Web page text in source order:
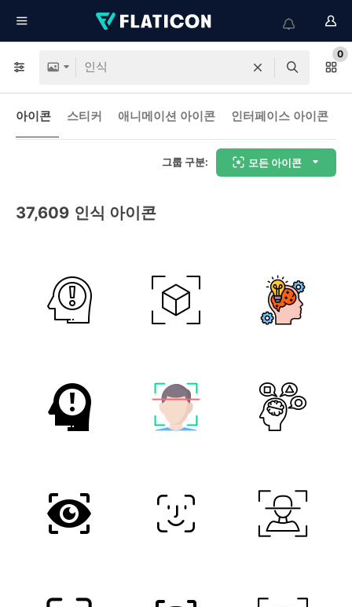
0
아이콘 스티커 애니메이션 아이콘 인터페이스 아이콘
그룹 구분: 모든 아이콘
37,609 인식 아이콘